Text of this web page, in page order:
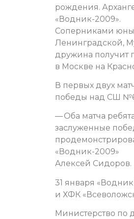
рождения.
«Водник-2009».
Соперниками
Ленинградской,
дружина получит
в Москве на
В первых двух
победы над СШ №6
— Оба матча
заслуженные
«Водник-2009»
Алексей Сидоров.
31 января
и ХФК
Министерство по